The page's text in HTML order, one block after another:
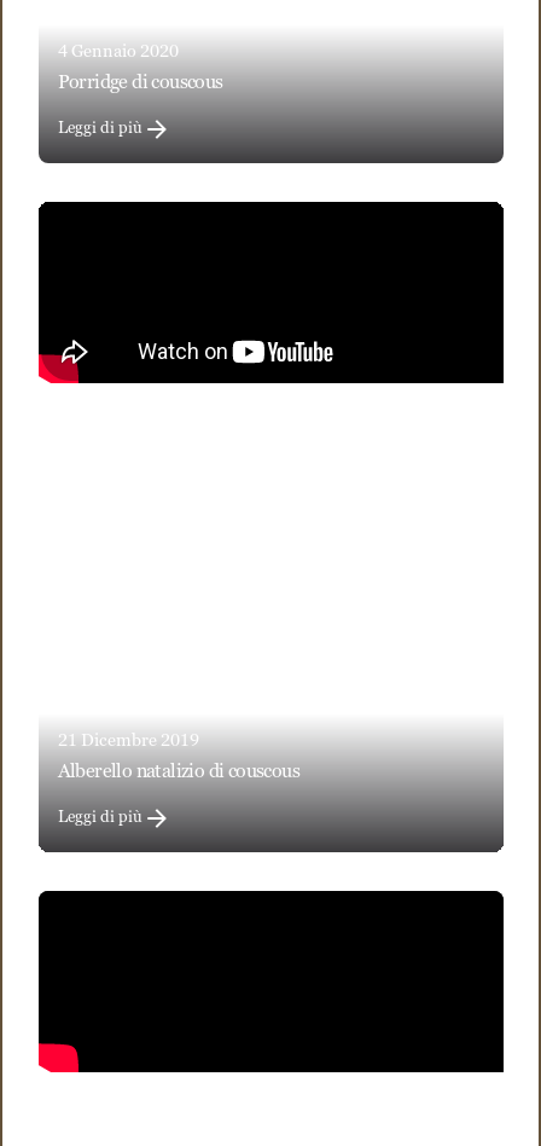
4 Gennaio 2020
porridge di couscous
Leggi di più
21 Dicembre 2019
alberello natalizio di couscous
Leggi di più